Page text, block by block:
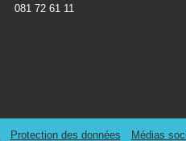
081 72 61 11
Protection des données Médias